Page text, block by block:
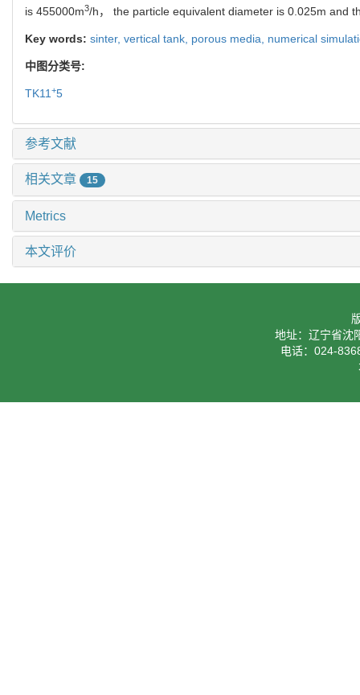
is 455000m3/h， the particle equivalent diameter is 0.025m and
Key words: sinter, vertical tank, porous media, numerical
中图分类号:
TK11+5
参考文献
相关文章 15
Metrics
本文评价
地址：辽宁省沈
电话：024-